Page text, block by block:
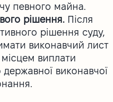
певного майна.
рішення.Після
рішення суду,
виконавчий лист
виплати
державної виконавчої